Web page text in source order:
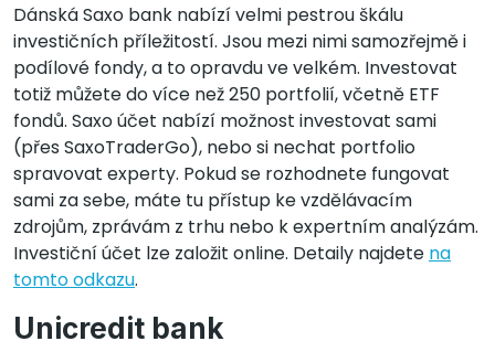
Dánská Saxo bank nabízí velmi pestrou škálu
investičních příležitostí. Jsou mezi nimi samozřejmě i
podílové fondy, a to opravdu ve velkém. Investovat
totiž můžete do více než 250 portfolií, včetně ETF
fondů. Saxo účet nabízí možnost investovat sami
(přes SaxoTraderGo), nebo si nechat portfolio
spravovat experty. Pokud se rozhodnete fungovat
sami za sebe, máte tu přístup ke vzdělávacím
zdrojům, zprávám z trhu nebo k expertním analýzám.
Investiční účet lze založit online. Detaily najdete na
tomto odkazu.
Unicredit bank